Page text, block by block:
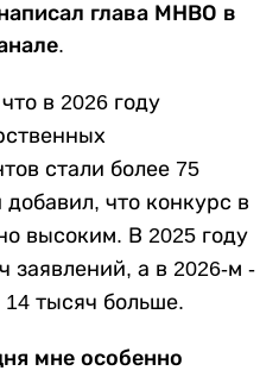
глава МНВО в
в 2026 году
стали более 75
что конкурс в
высоким. В 2025 году
заявлений, а в 2026-м -
тысяч больше.
мне особенно